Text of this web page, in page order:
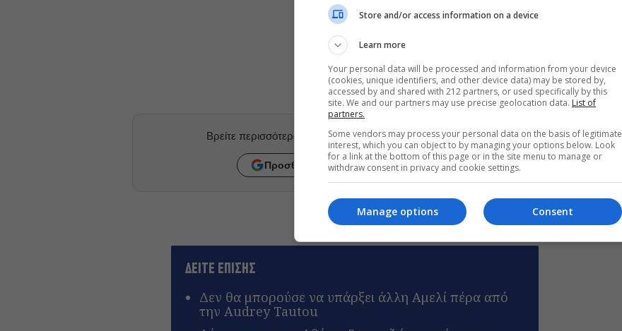
Βρείτε περισσότερα άρθρα μας στα αποτελέσματα αναζητησης
Προσθήκη του monopoli.gr στην Google
ΔΕΙΤΕ ΕΠΙΣΗΣ
Δεν θα μπορούσε να υπάρξει άλλη Αμελί πέρα από
την Audrey Tautou
Store and/or access information on a device
Learn more
Your personal data will be processed and information from your device
(cookies, unique identifiers, and other device data) may be stored by,
accessed by and shared with 212 partners, or used specifically by this
site. We and our partners may use precise geolocation data. List of
partners.
Some vendors may process your personal data on the basis of legitimate
interest, which you can object to by managing your options below. Look
for a link at the bottom of this page or in the site menu to manage or
withdraw consent in privacy and cookie settings.
Consent
Manage options